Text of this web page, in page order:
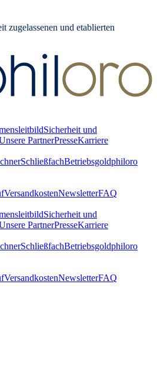
zugelassenen und etablierten
Sicherheit und
PartnerPresseKarriere
SchließfachBetriebsgoldphiloro
VersandkostenNewsletterFAQ
Sicherheit und
PartnerPresseKarriere
SchließfachBetriebsgoldphiloro
VersandkostenNewsletterFAQ